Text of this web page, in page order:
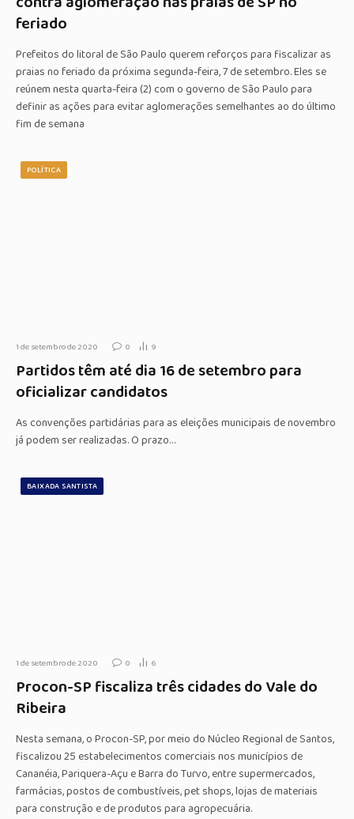
feriado
Prefeitos do litoral de São Paulo querem reforços para fiscalizar as
praias no feriado da próxima segunda-feira, 7 de setembro. Eles se
reúnem nesta quarta-feira (2) com o governo de São Paulo para
definir as ações para evitar aglomerações semelhantes ao do último
fim de semana
POLÍTICA
1 de setembro de 2020 0 9
Partidos têm até dia 16 de setembro para
oficializar candidatos
As convenções partidárias para as eleições municipais de novembro
já podem ser realizadas. O prazo…
BAIXADA SANTISTA
1 de setembro de 2020 0 6
Procon-SP fiscaliza três cidades do Vale do
Ribeira
Nesta semana, o Procon-SP, por meio do Núcleo Regional de Santos,
fiscalizou 25 estabelecimentos comerciais nos municípios de
Cananéia, Pariquera-Açu e Barra do Turvo, entre supermercados,
farmácias, postos de combustíveis, pet shops, lojas de materiais
para construção e de produtos para agropecuária.